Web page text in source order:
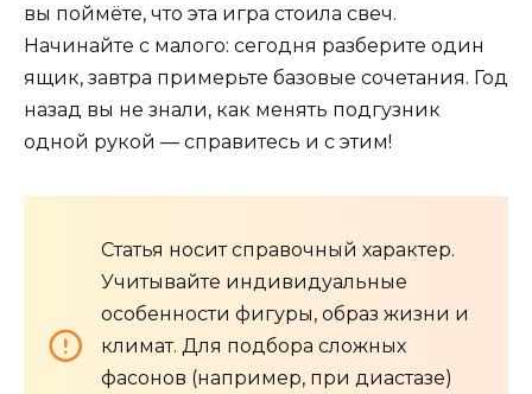
вы поймёте, что эта игра стоила свеч.
Начинайте с малого: сегодня разберите один
ящик, завтра примерьте базовые сочетания. Год
назад вы не знали, как менять подгузник
одной рукой — справитесь и с этим!
Статья носит справочный характер.
Учитывайте индивидуальные
особенности фигуры, образ жизни и
климат. Для подбора сложных
фасонов (например, при диастазе)